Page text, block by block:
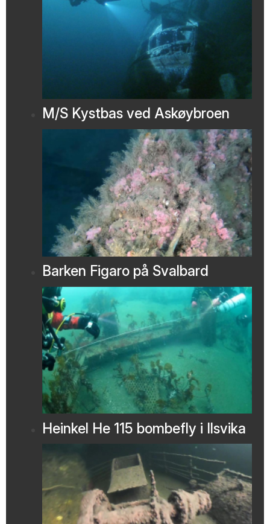
M/S Kystbas ved Askøybroen
Barken Figaro på Svalbard
Heinkel He 115 bombefly i Ilsvika